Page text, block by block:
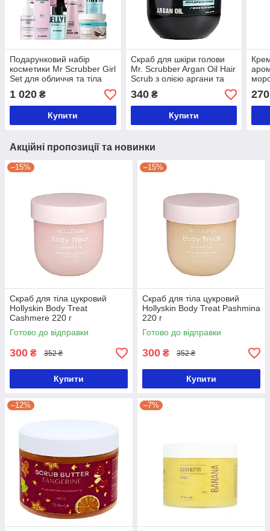
Подарунковий набір
косметики Mr Scrubber Girl
Set для обличчя та тіла
1 020 ₴
Купити
Скраб для шкіри голови
Mr. Scrubber Argan Oil Hair
Scrub з олією аргани та
кератином 250 мл
340₴
Купити
270
Акційні пропозиції та новинки
–15%
Скраб для тіла цукровий
Hollyskin Body Treat
Cashmere 220 г
Готово до відправки
300 ₴ 352 ₴
Купити
–15%
Скраб для тіла цукровий
Hollyskin Body Treat Pashmina
220 г
Готово до відправки
300 ₴ 352 ₴
Купити
–12% –7%